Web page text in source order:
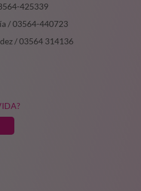
425339
/ 03564-440723
/ 03564 314136